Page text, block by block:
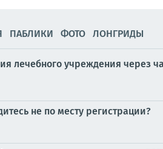
ПАБЛИКИ ФОТО ЛОНГРИДЫ
лечебного учреждения через
не по месту регистрации?